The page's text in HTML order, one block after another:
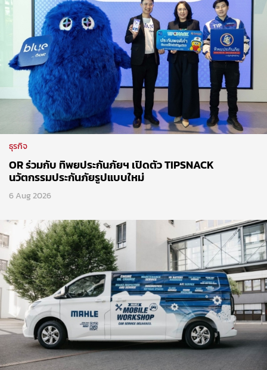
ธุรกิจ
OR ร่วมกับ ทิพยประกันภัยฯ เปิดตัว TIPSNACK
นวัตกรรมประกันภัยรูปแบบใหม่
6 Aug 2026